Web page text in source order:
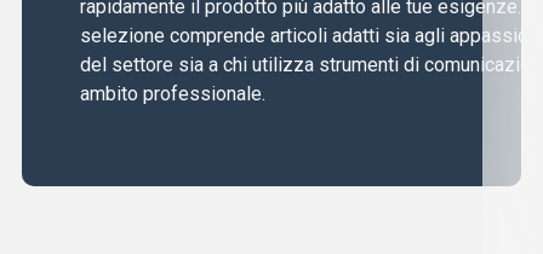
rapidamente il prodotto più adatto alle tue esigenze.
selezione comprende articoli adatti sia agli
del settore sia a chi utilizza strumenti di
ambito professionale.